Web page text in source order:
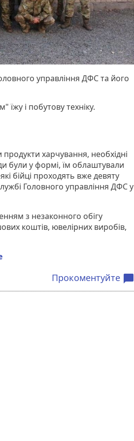
управління ДФС та його
і побутову техніку.
харчування, необхідні
були у формі, їм облаштували
бійці проходять вже девяту
Головного управління ДФС у
з незаконного обігу
коштів, ювелірних виробів,
Прокоментуйте chat_bubble